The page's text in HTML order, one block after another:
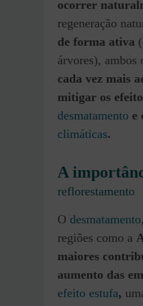
ocorrer
regeneração
de forma ativa
árvores), ambos
cada vez mais
mitigar os
desmatamento e
climáticas.
A
reflorestamento
O desmatamento
regiões como a
maiores
aumento das
efeito estufa,